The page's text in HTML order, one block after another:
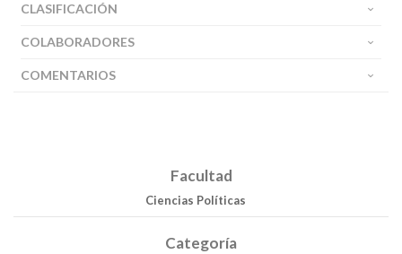
CLASIFICACIÓN
COLABORADORES
COMENTARIOS
Facultad
Ciencias Políticas
Categoría